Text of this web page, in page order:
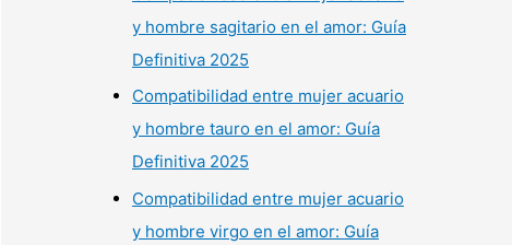
y hombre sagitario en el amor: Guía
Definitiva 2025
Compatibilidad entre mujer acuario
y hombre tauro en el amor: Guía
Definitiva 2025
Compatibilidad entre mujer acuario
y hombre virgo en el amor: Guía